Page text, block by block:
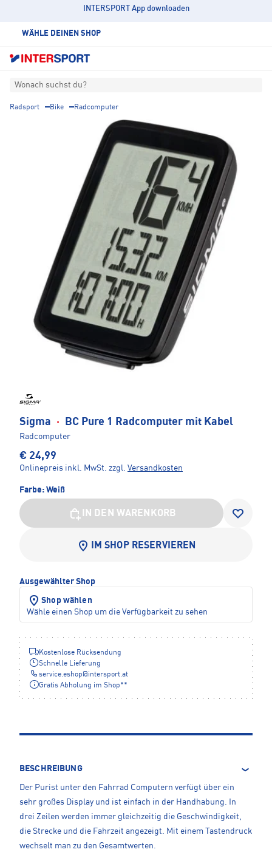
INTERSPORT App downloaden
WÄHLE DEINEN SHOP
Wonach suchst du?
Radsport Bike Radcomputer
Sigma · BC Pure 1 Radcomputer mit Kabel
Radcomputer
€ 24,99
Onlinepreis inkl. MwSt. zzgl. Versandkosten
Farbe: Weiß
IN DEN WARENKORB
IM SHOP RESERVIEREN
Ausgewählter Shop
Shop wählen
Wähle einen Shop um die Verfügbarkeit zu sehen
Kostenlose Rücksendung
Schnelle Lieferung
service.eshop@intersport.at
Gratis Abholung im Shop**
BESCHREIBUNG
Der Purist unter den Fahrrad Computern verfügt über ein
sehr großes Display und ist einfach in der Handhabung. In
drei Zeilen werden immer gleichzeitig die Geschwindigkeit,
die Strecke und die Fahrzeit angezeigt. Mit einem Tastendruck
wechselt man zu den Gesamtwerten.